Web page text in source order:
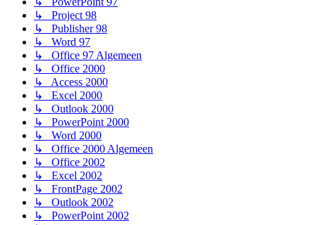
↳ Project 98
↳ Publisher 98
↳ Word 97
↳ Office 97 Algemeen
↳ Office 2000
↳ Access 2000
↳ Excel 2000
↳ Outlook 2000
↳ PowerPoint 2000
↳ Word 2000
↳ Office 2000 Algemeen
↳ Office 2002
↳ Excel 2002
↳ FrontPage 2002
↳ Outlook 2002
↳ PowerPoint 2002